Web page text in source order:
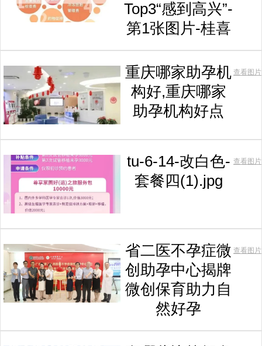
Top3“感到高兴”-
第1张图片-桂喜
重庆哪家助孕机
构好,重庆哪家
助孕机构好点
查看图片
tu-6-14-改白色-
套餐四(1).jpg
查看图片
省二医不孕症微
创助孕中心揭牌
微创保育助力自
然好孕
查看图片